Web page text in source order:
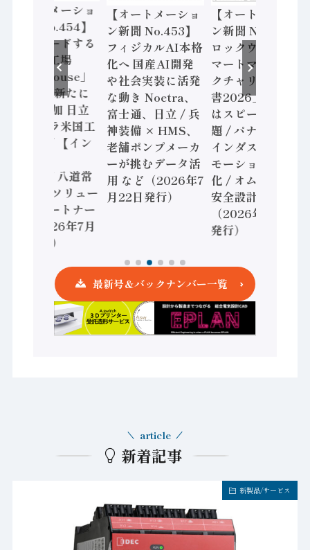
【オートメーショ
ン新聞 No.454】
世界をリードする
先進的な工場
「Lighthouse」
2026年は新たに
16工場追加 日立
ヴァンタラ米国工
場も選出/ 【イン
RYODEN 八道常
務 共創のソリュー
ションパートナー
へ / （2026年7月
29日発行）
【オートメーショ
ン新聞 No.453】
フィジカルAI本格
化へ 国産AI開発
や社会実装に活発
な動き Noetra、
富士通、日立 / 兵
神装備 × HMS、
老舗ポンプメーカ
ーが挑むデータ活
用 など（2026年7
月22日発行）
【オートメーショ
ン新聞 No.452】
ロックウェル「ス
マートマニュファ
クチャリング報告
書2026」、日本
はスピード感に課
題 / パナソニック
インダストリー、
モーション事業強
化 / オムロン 機械
安全設計支援
（2026年7月15日
発行）
最新号＆バックナンバー一覧
新着記事
article
新製品/サービス